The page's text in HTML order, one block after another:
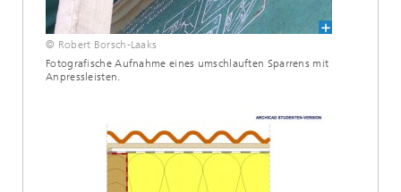
© Robert Borsch-Laaks
Fotografische Aufnahme eines umschlauften Sparrens mit
Anpressleisten.